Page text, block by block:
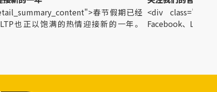
春节假期已经
也正以饱满的热情迎接新的一年。
<div
Facebook、